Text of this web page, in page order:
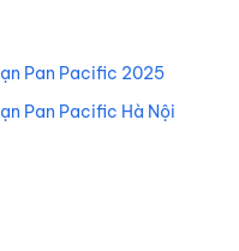
Pan Pacific 2025
Pan Pacific Hà Nội